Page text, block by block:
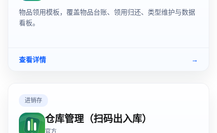
物品领用模板，覆盖物品台账、领用归还、类型维护与数据
看板。
查看详情 →
进销存
仓库管理（扫码出入库）
官方